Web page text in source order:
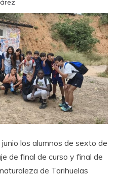
los alumnos de sexto de
de final de curso y final de
de Tarihuelas